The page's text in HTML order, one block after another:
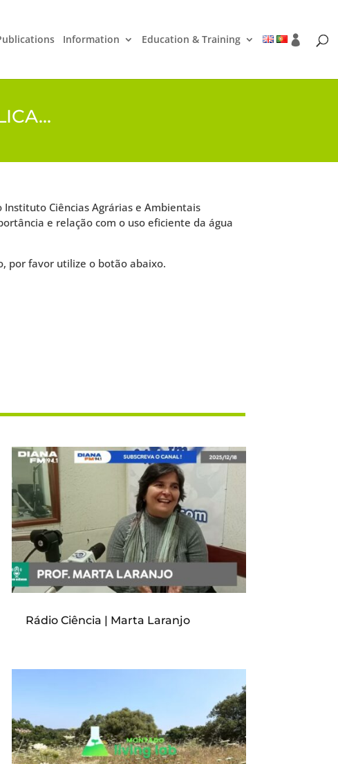
Information Education & Training
Ciências Agrárias e Ambientais
e relação com o uso eficiente da água
por favor utilize o botão abaixo.
Rádio Ciência | Marta Laranjo